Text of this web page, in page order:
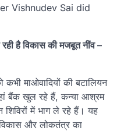
Vishnudev Sai did
है विकास की मजबूत नींव –
कभी माओवादियों की बटालियन
बैंक खुल रहे हैं, कन्या आश्रम
में भाग ले रहे हैं। यह
और लोकतंत्र का